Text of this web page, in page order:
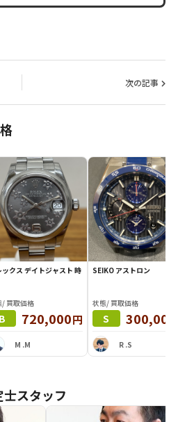
次の記事
クス デイトジャスト 時
/ 買取価格
B 720,000円
M .M
SEIKO アストロン
状態/ 買取価格
S 300,000
R .S
スタッフ